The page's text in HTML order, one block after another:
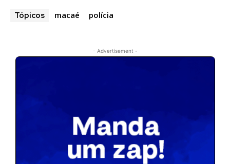
Tópicos macaé polícia
- Advertisement -